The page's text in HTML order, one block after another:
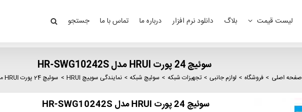
لیست قیمت بلاگ دانلود نرم افزار درباره ما تماس با ما جستجو
سوئیچ 24 پورت HRUI مدل HR-SWG10242S
صفحه اصلی فروشگاه لوازم جانبی تجهیزات شبکه سوئیچ شبکه نمایندگی سوییچ HRUI سوئیچ 24 پورت HRUI مدل HR-SWG10242S
سوئیچ 24 پورت HRUI مدل HR-SWG10242S